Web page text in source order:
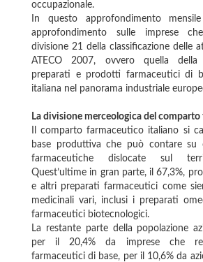
occupazionale.
In questo approfondimento
approfondimento sulle imprese
divisione 21 della classificazione delle
ATECO 2007, ovvero quella della
preparati e prodotti farmaceutici di
italiana nel panorama industriale
La divisione merceologica del
Il comparto farmaceutico italiano si
base produttiva che può contare su
farmaceutiche dislocate sul
Quest’ultime in gran parte, il 67,3%,
e altri preparati farmaceutici come
medicinali vari, inclusi i preparati
farmaceutici biotecnologici.
La restante parte della popolazione
per il 20,4% da imprese che
farmaceutici di base, per il 10,6% da